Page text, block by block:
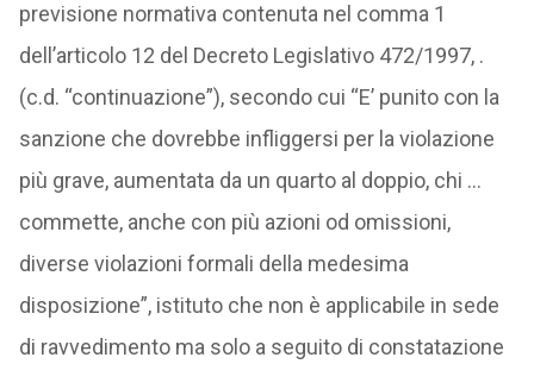
previsione normativa contenuta nel comma 1
dell’articolo 12 del Decreto Legislativo 472/1997, .
(c.d. “continuazione”), secondo cui “E’ punito con la
sanzione che dovrebbe infliggersi per la violazione
più grave, aumentata da un quarto al doppio, chi …
commette, anche con più azioni od omissioni,
diverse violazioni formali della medesima
disposizione”, istituto che non è applicabile in sede
di ravvedimento ma solo a seguito di constatazione